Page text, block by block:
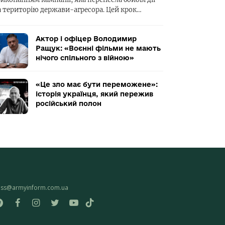
територію держави-агресора. Цей крок…
Актор і офіцер Володимир
Ращук: «Воєнні фільми не мають
нічого спільного з війною»
«Це зло має бути переможене»:
історія українця, який пережив
російський полон